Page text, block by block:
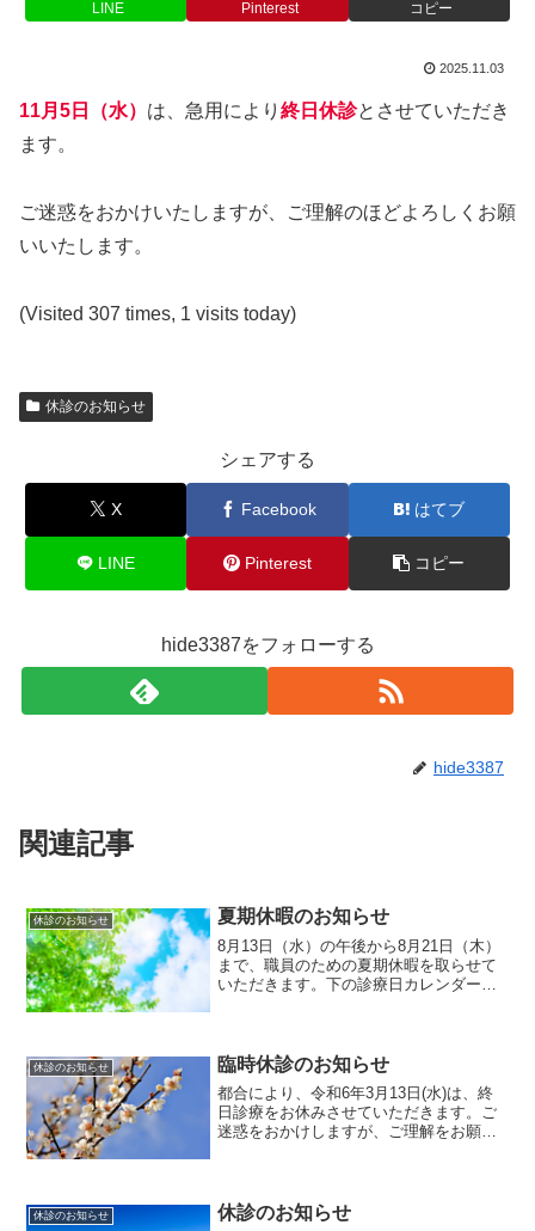
LINE Pinterest コピー
2025.11.03
11月5日（水） は、急用により 終日休診とさせていただき
ます。
ご迷惑をおかけいたしますが、ご理解のほどよろしくお願
いいたします。
(Visited 307 times, 1 visits today)
休診のお知らせ
シェアする
X Facebook はてブ
LINE Pinterest コピー
hide3387をフォローする
hide3387
関連記事
休診のお知らせ 夏期休暇のお知らせ
8月13日（水）の午後から8月21日（木）
まで、職員のための夏期休暇を取らせて
いただきます。下の診療日カレンダーに
は、下の相模原医師会...
休診のお知らせ 臨時休診のお知らせ
都合により、令和6年3月13日(水)は、終
日診療をお休みさせていただきます。ご
迷惑をおかけしますが、ご理解をお願い
休診のお知らせ 休診のお知らせ